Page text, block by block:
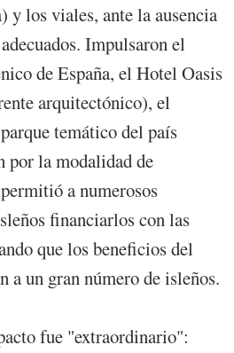
y los viales, ante la ausencia
Impulsaron el
de España, el Hotel Oasis
arquitectónico), el
temático del país
la modalidad de
a numerosos
financiarlos con las
que los beneficios del
a un gran número de isleños.
fue "extraordinario":